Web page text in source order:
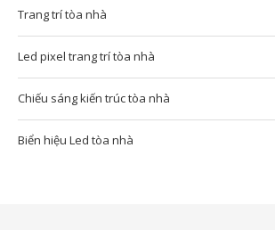
Trang trí tòa nhà
Led pixel trang trí tòa nhà
Chiếu sáng kiến trúc tòa nhà
Biển hiệu Led tòa nhà